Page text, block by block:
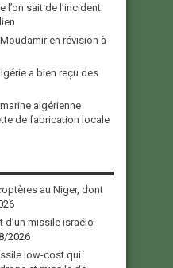
l’on sait de l’incident
en révision à
a bien reçu des
algérienne
de fabrication locale
au Niger, dont
d’un missile israélo-
2026
low-cost qui